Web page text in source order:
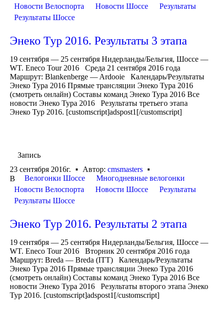
Новости Велоспорта
Новости Шоссе
Результаты
Результаты Шоссе
Энеко Тур 2016. Результаты 3 этапа
19 сентября — 25 сентября Нидерланды/Бельгия, Шоссе —
WT. Eneco Tour 2016 Среда 21 сентября 2016 года
Маршрут: Blankenberge — Ardooie Календарь/Результаты
Энеко Тура 2016 Прямые трансляции Энеко Тура 2016
(смотреть онлайн) Составы команд Энеко Тура 2016 Все
новости Энеко Тура 2016 Результаты третьего этапа
Энеко Тур 2016. [customscript]adspost1[/customscript]
Запись
23 сентября 2016г.
Автор: cmsmasters
В
Велогонки Шоссе
Многодневные велогонки
Новости Велоспорта
Новости Шоссе
Результаты
Результаты Шоссе
Энеко Тур 2016. Результаты 2 этапа
19 сентября — 25 сентября Нидерланды/Бельгия, Шоссе —
WT. Eneco Tour 2016 Вторник 20 сентября 2016 года
Маршрут: Breda — Breda (ITT) Календарь/Результаты
Энеко Тура 2016 Прямые трансляции Энеко Тура 2016
(смотреть онлайн) Составы команд Энеко Тура 2016 Все
новости Энеко Тура 2016 Результаты второго этапа Энеко
Тур 2016. [customscript]adspost1[/customscript]